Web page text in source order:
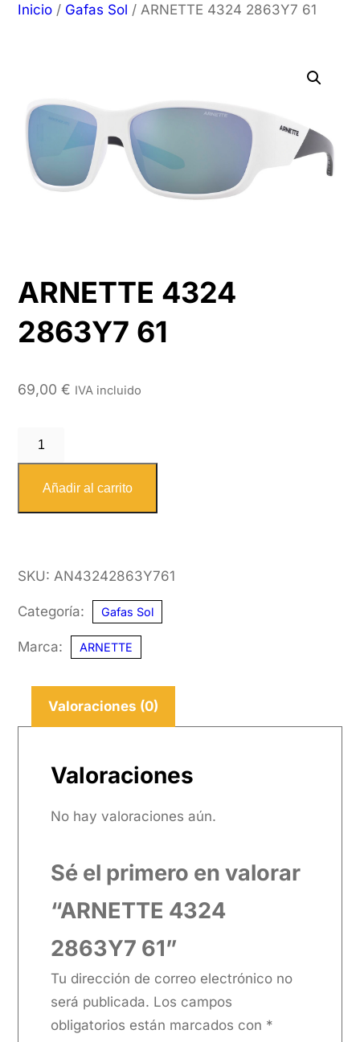
Inicio / Gafas Sol / ARNETTE 4324 2863Y7 61
ARNETTE 4324
2863Y7 61
69,00€ IVA incluido
ARNETTE
4324
2863Y7
Añadir al carrito
SKU: AN43242863Y761
Categoría: Gafas Sol
Marca: ARNETTE
Valoraciones (0)
Valoraciones
No hay valoraciones aún.
Sé el primero en valorar
“ARNETTE 4324
2863Y7 61”
Tu dirección de correo electrónico no
será publicada. Los campos
obligatorios están marcados con *